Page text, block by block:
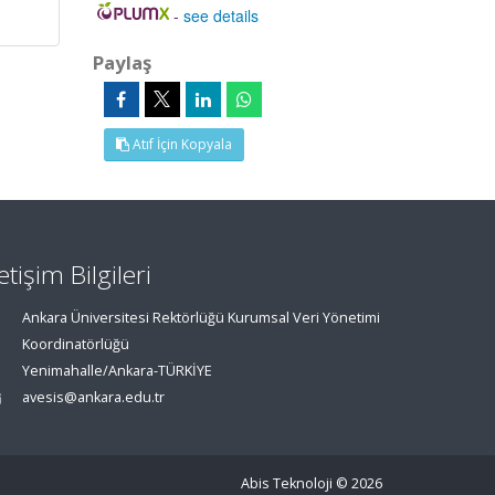
-see details
Paylaş
Atıf İçin Kopyala
Bilgileri
Ankara Üniversitesi Rektörlüğü Kurumsal Veri Yönetimi
Koordinatörlüğü
Yenimahalle/Ankara-TÜRKİYE
avesis@ankara.edu.tr
Abis Teknoloji © 2026